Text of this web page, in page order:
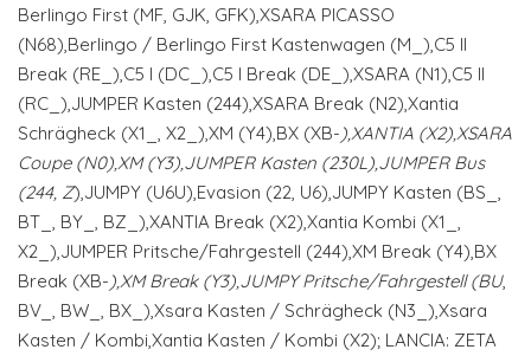
Berlingo First (MF, GJK, GFK),XSARA PICASSO
(N68),Berlingo / Berlingo First Kastenwagen (M_),C5 II
Break (RE_),C5 I (DC_),C5 I Break (DE_),XSARA (N1),C5 II
(RC_),JUMPER Kasten (244),XSARA Break (N2),Xantia
Schrägheck (X1_, X2_),XM (Y4),BX (XB- ),XANTIA (X2),XSARA
Coupe (N0),XM (Y3),JUMPER Kasten (230L),JUMPER Bus
(244, Z),JUMPY (U6U),Evasion (22, U6),JUMPY Kasten (BS_,
BT_, BY_, BZ_),XANTIA Break (X2),Xantia Kombi (X1_,
X2_),JUMPER Pritsche/Fahrgestell (244),XM Break (Y4),BX
Break (XB- ),XM Break (Y3),JUMPY Pritsche/Fahrgestell (BU,
BV_, BW_, BX_),Xsara Kasten / Schrägheck (N3_),Xsara
Kasten / Kombi,Xantia Kasten / Kombi (X2); LANCIA: ZETA